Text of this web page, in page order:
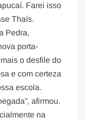
Farei isso
Thaís.
Pedra,
porta-
o desfile do
e com certeza
escola.
afirmou.
na